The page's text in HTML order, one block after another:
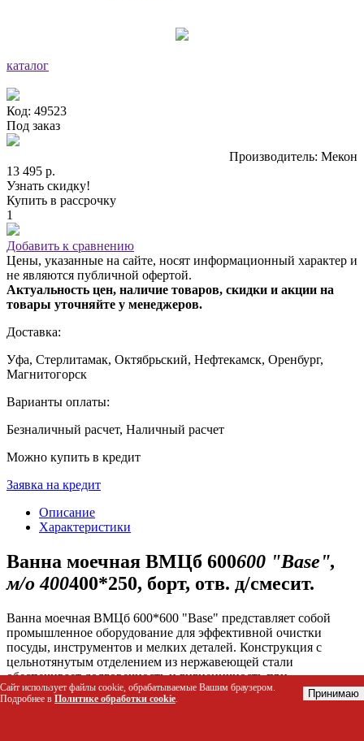
каталог
Код: 49523
Под заказ
Производитель: Мекон
13 495 р.
Узнать скидку!
Купить в рассрочку
1
Добавить к сравнению
Цены, указанные на сайте, носят информационный характер и
не являются публичной офертой.
Актуальность цен, наличие товаров, скидки и акции на
товары уточняйте у менеджеров.
Доставка:
Уфа, Стерлитамак, Октябрьский, Нефтекамск, Оренбург,
Магнитогорск
Варианты оплаты:
Безналичный расчет, Наличный расчет
Можно купить в кредит
Заявка на кредит
Описание
Характеристики
Ванна моечная ВМЦб 600600 "Base",
м/о 400400*250, борт, отв. д/смесит.
Ванна моечная ВМЦб 600*600 "Base" представляет собой
промышленное оборудование для эффективной очистки
посуды, инструментов и мелких деталей. Конструкция с
цельнотянутым отделением из нержавеющей стали
обеспечивает долговечность и гигиеничность при
интенсивной эксплуатации. Наличие заднего борта и
отверстия под смеситель оптимизирует рабочий процесс,
Сайт использует файлы cookie, обрабатываемые Вашим браузером.
Подробнее в Политике обработки cookie. Принимаю